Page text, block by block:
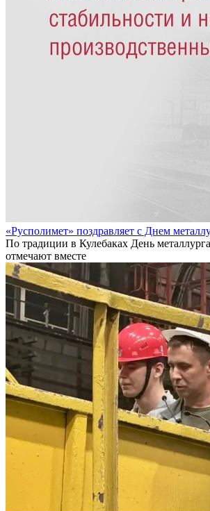
«Русполимет» поздравляет с Днем
По традиции в Кулебаках День
отмечают вместе